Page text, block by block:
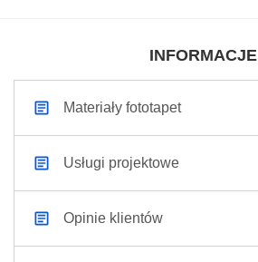
INFORMACJE
Materiały fototapet
Usługi projektowe
Opinie klientów